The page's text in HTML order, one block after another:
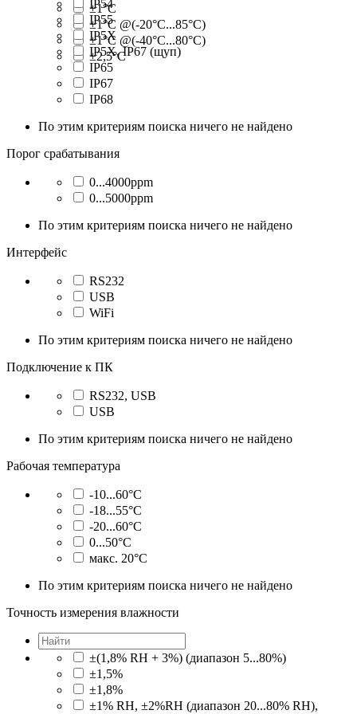
±1°C
±1°C @(-20°C...85°C)
±1°C @(-40°C...80°C)
±2,5°C
IP54
IP55
IP5X
IP5X, IP67 (щуп)
IP65
IP67
IP68
По этим критериям поиска ничего не найдено
Порог срабатывания
0...4000ppm
0...5000ppm
По этим критериям поиска ничего не найдено
Интерфейс
RS232
USB
WiFi
По этим критериям поиска ничего не найдено
Подключение к ПК
RS232, USB
USB
По этим критериям поиска ничего не найдено
Рабочая температура
-10...60°C
-18...55°C
-20...60°C
0...50°C
макс. 20°C
По этим критериям поиска ничего не найдено
Точность измерения влажности
±(1,8% RH + 3%) (диапазон 5...80%)
±1,5%
±1,8%
±1% RH, ±2%RH (диапазон 20...80% RH),